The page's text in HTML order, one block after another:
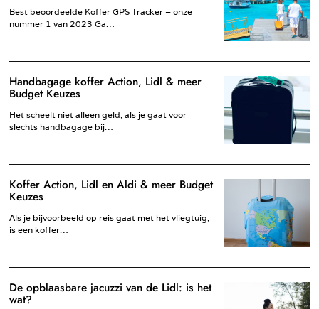
Best beoordeelde Koffer GPS Tracker – onze
nummer 1 van 2023 Ga…
Handbagage koffer Action, Lidl & meer
Budget Keuzes
Het scheelt niet alleen geld, als je gaat voor
slechts handbagage bij…
Koffer Action, Lidl en Aldi & meer Budget
Keuzes
Als je bijvoorbeeld op reis gaat met het vliegtuig,
is een koffer…
De opblaasbare jacuzzi van de Lidl: is het
wat?